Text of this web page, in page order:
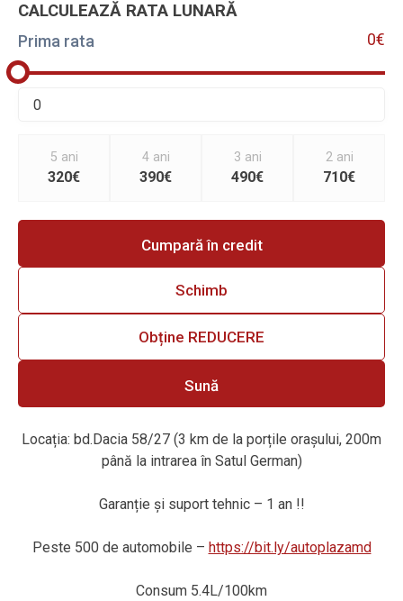
CALCULEAZĂ RATA LUNARĂ
Prima rata 0€
5 ani
320€
4 ani
390€
3 ani
490€
2 ani
710€
Cumpară în credit
Schimb
Obține REDUCERE
Sună
Locația: bd.Dacia 58/27 (3 km de la porțile orașului, 200m
până la intrarea în Satul German)
Garanție și suport tehnic – 1 an !!
Peste 500 de automobile – https://bit.ly/autoplazamd
Consum 5.4L/100km